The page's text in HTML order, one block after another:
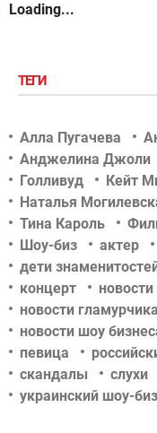
Loading...
ТЕГИ
Алла Пугачева
Анджелина Джоли
Голливуд
Кейт
Наталья
Тина Кароль
Шоу-биз
актер
дети
концерт
новости гламурчика
новости шоу
певица
скандалы
слухи
украинский шоу-